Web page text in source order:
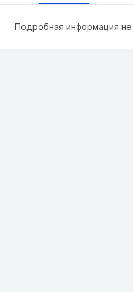
Подробная информация не